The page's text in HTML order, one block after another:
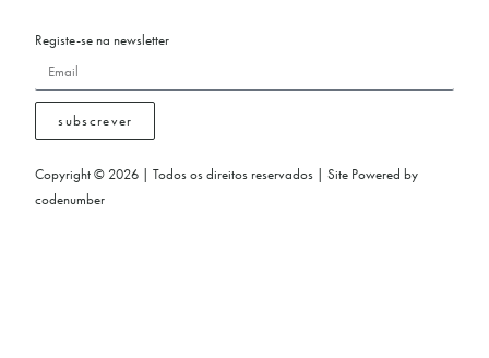
Registe-se na newsletter
subscrever
Copyright © 2026 | Todos os direitos reservados | Site Powered by
codenumber